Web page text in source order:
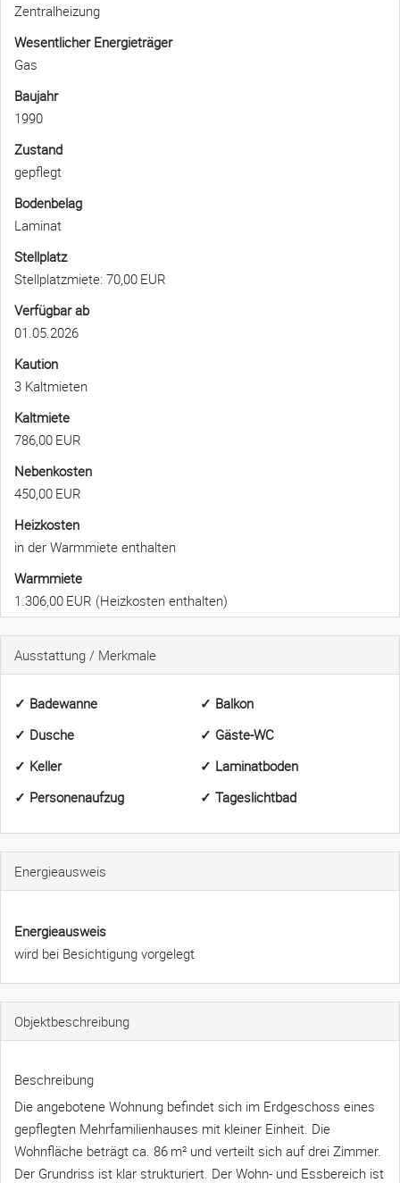
Zentralheizung
Wesentlicher Energieträger
Gas
Baujahr
1990
Zustand
gepflegt
Bodenbelag
Laminat
Stellplatz
Stellplatzmiete: 70,00 EUR
Verfügbar ab
01.05.2026
Kaution
3 Kaltmieten
Kaltmiete
786,00 EUR
Nebenkosten
450,00 EUR
Heizkosten
in der Warmmiete enthalten
Warmmiete
1.306,00 EUR (Heizkosten enthalten)
Ausstattung / Merkmale
✓ Badewanne
✓ Balkon
✓ Dusche
✓ Gäste-WC
✓ Keller
✓ Laminatboden
✓ Personenaufzug
✓ Tageslichtbad
Energieausweis
Energieausweis
wird bei Besichtigung vorgelegt
Objekt­beschreibung
Beschreibung
Die angebotene Wohnung befindet sich im Erdgeschoss eines
gepflegten Mehrfamilienhauses mit kleiner Einheit. Die
Wohnfläche beträgt ca. 86 m² und verteilt sich auf drei Zimmer.
Der Grundriss ist klar strukturiert. Der Wohn- und Essbereich ist